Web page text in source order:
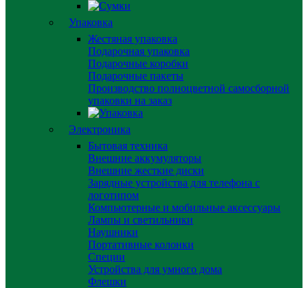
Упаковка
Жестяная упаковка
Подарочная упаковка
Подарочные коробки
Подарочные пакеты
Производство полноцветной самосборной
упаковки на заказ
Электроника
Бытовая техника
Внешние аккумуляторы
Внешние жесткие диски
Зарядные устройства для телефона с
логотипом
Компьютерные и мобильные аксессуары
Лампы и светильники
Наушники
Портативные колонки
Специи
Устройства для умного дома
Флешки